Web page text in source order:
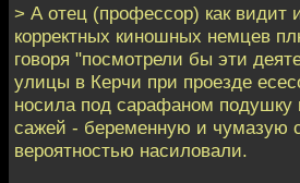
> А отец (профессор) как видит
корректных киношных немцев
говоря "посмотрели бы эти
улицы в Керчи при проезде
носила под сарафаном подушку
сажей - беременную и чумазую
вероятностью насиловали.